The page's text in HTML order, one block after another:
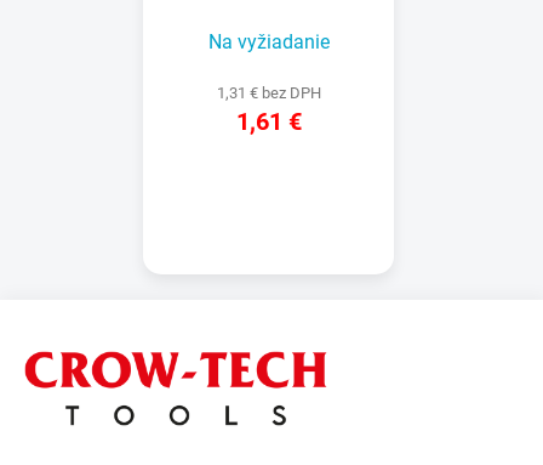
Na vyžiadanie
1,31 € bez DPH
1,61 €